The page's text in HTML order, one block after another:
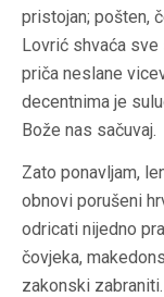
pristojan; pošten,
Lovrić shvaća
priča neslane
decentnima je
Bože nas sačuvaj.
Zato ponavljam,
obnovi porušeni
odricati nijedno
čovjeka,
zakonski